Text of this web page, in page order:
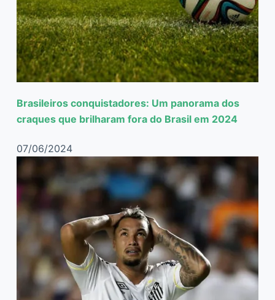
Brasileiros conquistadores: Um panorama dos
craques que brilharam fora do Brasil em 2024
07/06/2024